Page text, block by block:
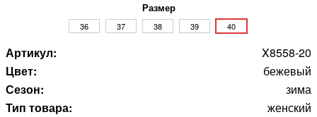
Размер
36 37 38 39 40
Артикул:
X8558-20
Цвет:
бежевый
Сезон:
зима
Тип товара:
женский